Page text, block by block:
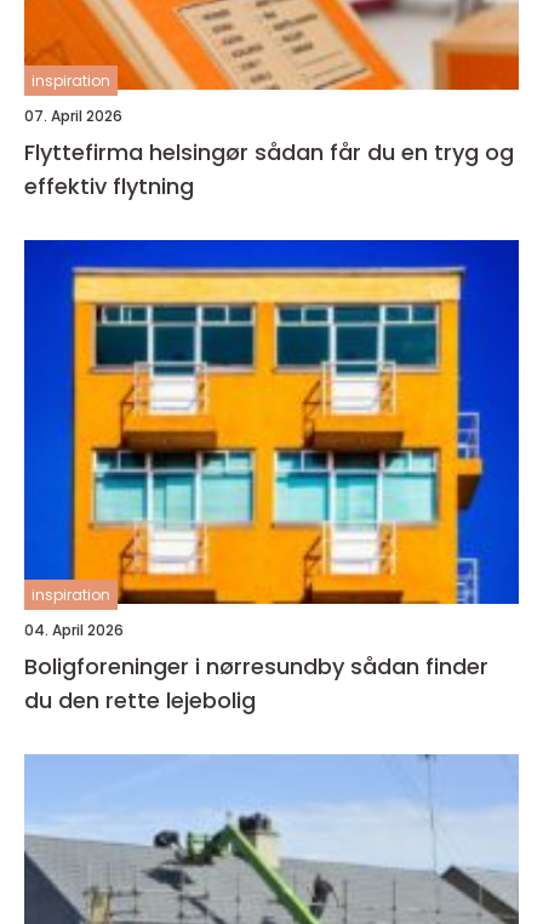
inspiration
07. April 2026
Flyttefirma helsingør sådan får du en tryg og
effektiv flytning
inspiration
04. April 2026
Boligforeninger i nørresundby sådan finder
du den rette lejebolig